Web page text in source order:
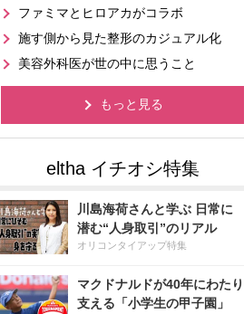
ファミマとヒロアカがコラボ
施す側から見た整形のカジュアル化
美容外科医が世の中に思うこと
もっと見る
川島海荷さんと学ぶ 日常に
潜む“人身取引”のリアル
オリコンタイアップ特集
マクドナルドが40年にわたり
支える「小学生の甲子園」